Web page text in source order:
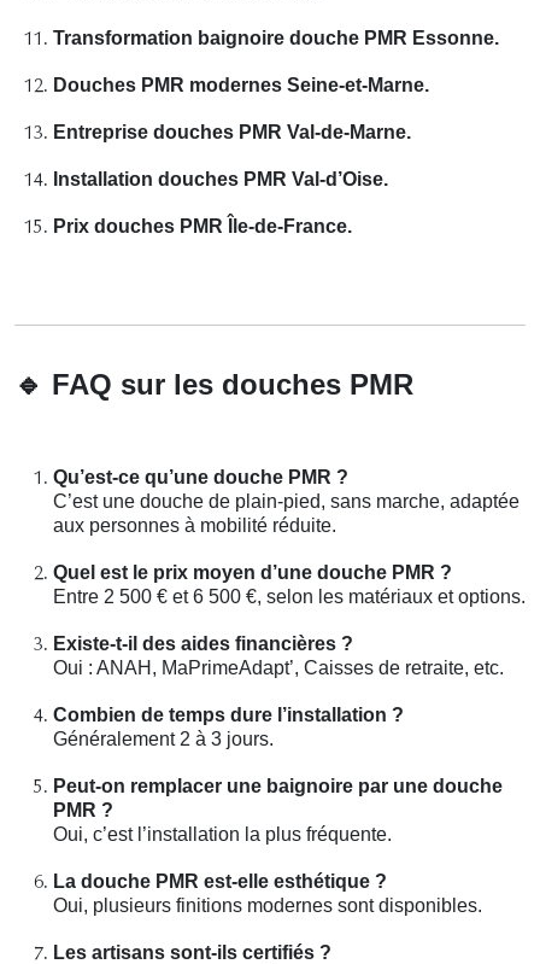
Transformation baignoire douche PMR Essonne.
Douches PMR modernes Seine-et-Marne.
Entreprise douches PMR Val-de-Marne.
Installation douches PMR Val-d’Oise.
Prix douches PMR Île-de-France.
🔹 FAQ sur les douches PMR
Qu’est-ce qu’une douche PMR ?
C’est une douche de plain-pied, sans marche, adaptée
aux personnes à mobilité réduite.
Quel est le prix moyen d’une douche PMR ?
Entre 2 500 € et 6 500 €, selon les matériaux et options.
Existe-t-il des aides financières ?
Oui : ANAH, MaPrimeAdapt’, Caisses de retraite, etc.
Combien de temps dure l’installation ?
Généralement 2 à 3 jours.
Peut-on remplacer une baignoire par une douche
PMR ?
Oui, c’est l’installation la plus fréquente.
La douche PMR est-elle esthétique ?
Oui, plusieurs finitions modernes sont disponibles.
Les artisans sont-ils certifiés ?